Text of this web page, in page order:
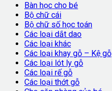
Bàn học cho bé
Bộ chữ cái
Bộ chữ số học toán
Các loại dắt dao
Các loại khác
Các loại khay gỗ – Kệ gỗ
Các loại lót ly gỗ
Các loại rế gỗ
Các loại thớt gỗ